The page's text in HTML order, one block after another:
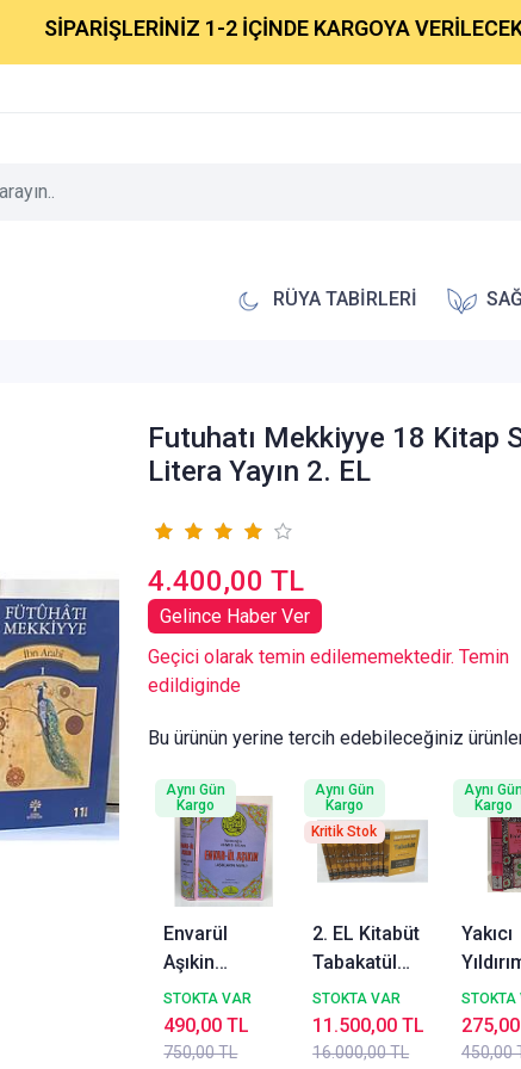
SİPARİŞLERİNİZ 1-2 İÇİNDE KARGOYA VERİLECEKTİR.
RÜYA TABİRLERİ
Futuhatı Mekkiyye 18 Kitap
Litera Yayın 2. EL
4.400,00 TL
Gelince Haber Ver
Geçici olarak temin edilememektedir. Temin
edildiginde
Bu ürünün yerine tercih edebileceğiniz
Envarül
Aşıkin
Aşıkların
Nuru Y.
Ahmed
STOKTA VAR
750,00 TL
490,00 TL
Aynı Gün
Kargo
2. EL Kitabüt
Tabakatül
Kebir
Tabakat, İbn
Sad, 11 Cilt
STOKTA VAR
16.000,00 TL
11.500,00 TL
Aynı Gün
Kargo
Kritik Stok
Yakıcı
İbn
Bedir
STOKTA
450,00
Aynı
Kargo